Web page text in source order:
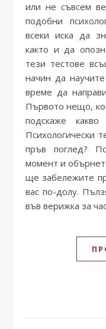
или не съвсем
подобни
всеки иска да
както и да
тези тестове
начин да
време да
Първото нещо,
подскаже
Психологически
пръв поглед?
момент и
ще забележите
вас по-долу.
във верижка за